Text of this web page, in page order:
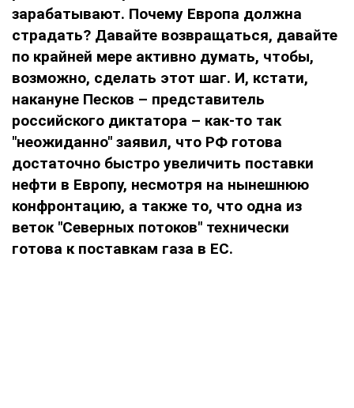
зарабатывают. Почему Европа должна
страдать? Давайте возвращаться, давайте
по крайней мере активно думать, чтобы,
возможно, сделать этот шаг. И, кстати,
накануне Песков – представитель
российского диктатора – как-то так
"неожиданно" заявил, что РФ готова
достаточно быстро увеличить поставки
нефти в Европу, несмотря на нынешнюю
конфронтацию, а также то, что одна из
веток "Северных потоков" технически
готова к поставкам газа в ЕС.